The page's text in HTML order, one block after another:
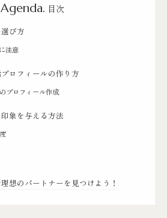
Agenda. 目次
び方
注意
ロフィールの作り方
プロフィール作成
象を与える方法
想のパートナーを見つけよう！